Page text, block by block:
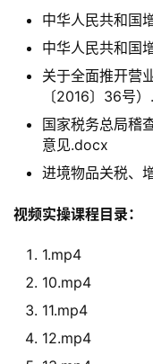
中华人民共和国
中华人民共和国
关于全面推开营
〔2016〕36号
国家税务总局稽
意见.docx
进境物品关税、
视频实操课程目录：
1.mp4
10.mp4
11.mp4
12.mp4